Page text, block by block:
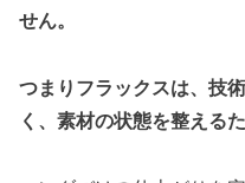
せん。
つまりフラックスは、技
く、素材の状態を整える